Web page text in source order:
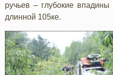
ручьев – глубокие
длинной 105ке.